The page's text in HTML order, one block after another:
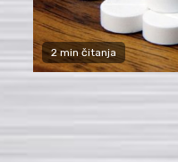
2 min čitanja